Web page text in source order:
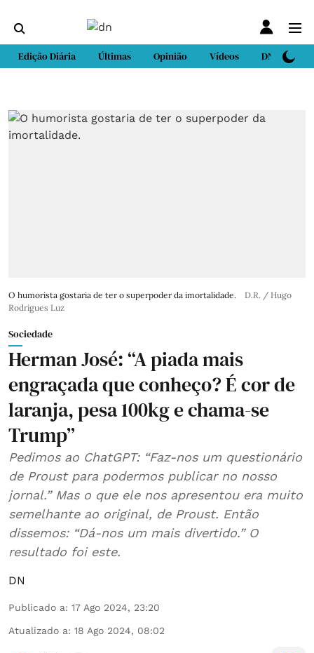
Edição Diária Últimas Opinião Vídeos DN Sport
O humorista gostaria de ter o superpoder da imortalidade.
D.R. / Hugo
Rodrigues Luz
Sociedade
Herman José: “A piada mais
engraçada que conheço? É cor de
laranja, pesa 100kg e chama-se
Trump”
Pedimos ao ChatGPT: “Faz-nos um questionário
de Proust para podermos publicar no nosso
jornal.” Mas o que ele nos apresentou era muito
semelhante ao original, de Proust. Então
dissemos: “Dá-nos um mais divertido.” O
resultado foi este.
DN
Publicado a: 17 Ago 2024, 23:20
Atualizado a: 18 Ago 2024, 08:02